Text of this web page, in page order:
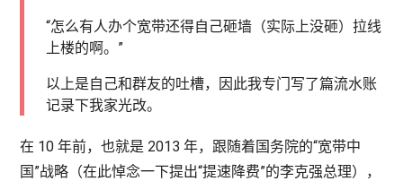
“怎么有人办个宽带还得自己砸墙（实际上没砸）拉线
上楼的啊。”
以上是自己和群友的吐槽，因此我专门写了篇流水账
记录下我家光改。
在 10 年前，也就是 2013 年，跟随着国务院的“宽带中
国”战略（在此悼念一下提出“提速降费”的李克强总理），